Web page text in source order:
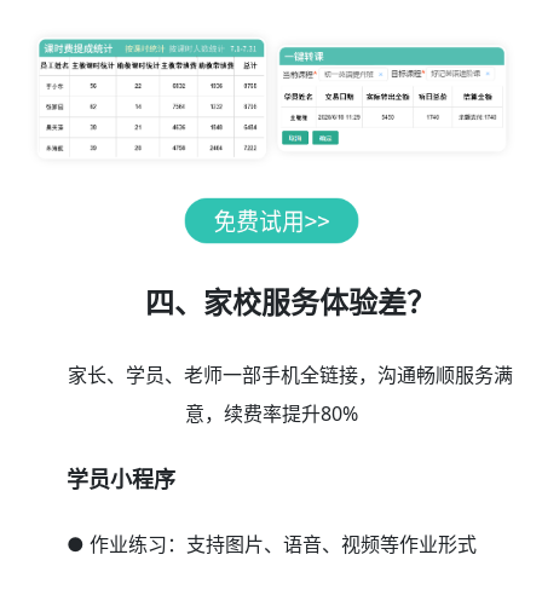
四、家校服务体验差？
家长、学员、老师一部手机全链接，沟通畅顺服务满
意，续费率提升80%
学员小程序
● 作业练习：支持图片、语音、视频等作业形式